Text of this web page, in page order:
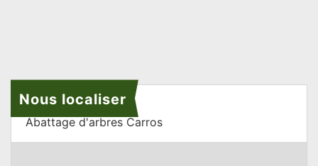
Nous localiser
Abattage d'arbres Carros